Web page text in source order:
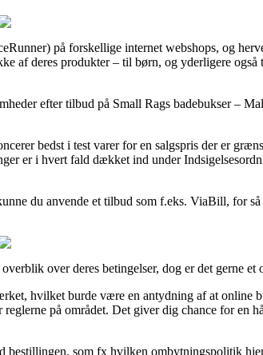
på forskellige internet webshops, og
af deres produkter – til børn, og yderligere også
efter tilbud på Small Rags badebukser –
bedst i test varer for en salgspris der er
er i hvert fald dækket ind under
du anvende et tilbud som f.eks. ViaBill, for
over deres betingelser, dog er det gerne et
hvilket burde være en antydning af at online
på området. Det giver dig chance for en
som fx hvilken ombytningspolitik